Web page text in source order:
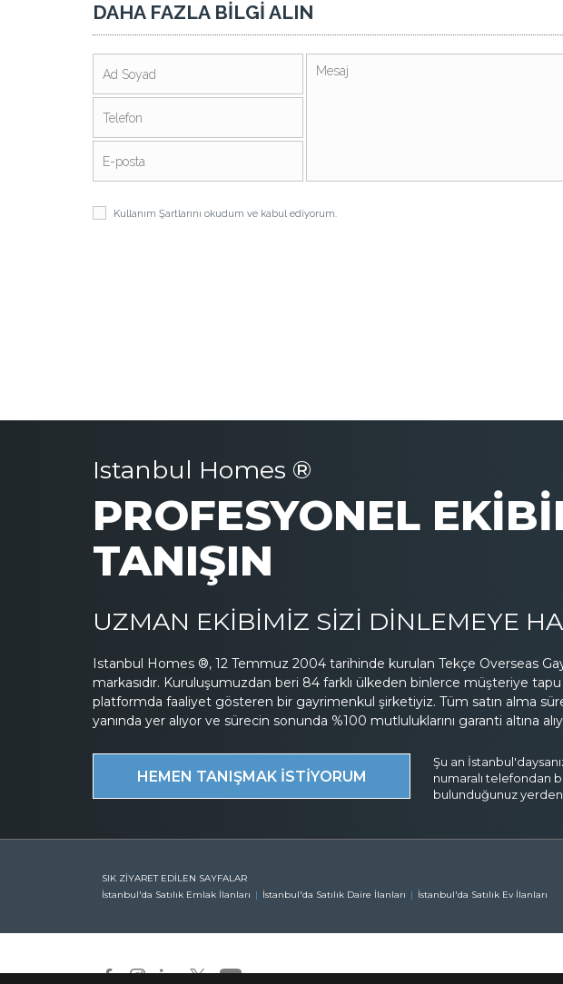
DAHA FAZLA BİLGİ ALIN
Kullanım Şartlarını okudum ve kabul ediyorum.
Istanbul Homes ®
PROFESYONEL
TANIŞIN
UZMAN EKİBİMİZ SİZİ DİNLEMEYE
Istanbul Homes ®, 12 Temmuz 2004 tarihinde kurulan Tekçe Overseas
markasıdır. Kuruluşumuzdan beri 84 farklı ülkeden binlerce müşteriye tapu
platformda faaliyet gösteren bir gayrimenkul şirketiyiz. Tüm satın alma
yanında yer alıyor ve sürecin sonunda %100 mutluluklarını garanti altına
HEMEN TANIŞMAK İSTİYORUM
Şu an
numaralı telefondan
bulunduğunuz
SIK ZİYARET EDİLEN SAYFALAR
İstanbul'da Satılık Emlak İlanları
İstanbul'da Satılık Daire İlanları İstanbul'da Satılık Ev İlanları